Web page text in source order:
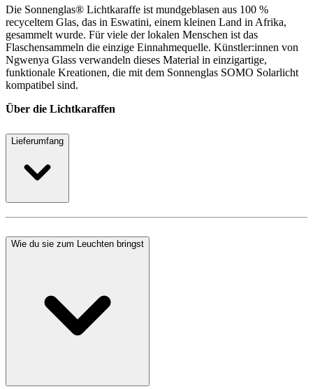
Die Sonnenglas® Lichtkaraffe ist mundgeblasen aus 100 %
recyceltem Glas, das in Eswatini, einem kleinen Land in Afrika,
gesammelt wurde. Für viele der lokalen Menschen ist das
Flaschensammeln die einzige Einnahmequelle. Künstler:innen von
Ngwenya Glass verwandeln dieses Material in einzigartige,
funktionale Kreationen, die mit dem Sonnenglas SOMO Solarlicht
kompatibel sind.
Über die Lichtkaraffen
Lieferumfang
Wie du sie zum Leuchten bringst